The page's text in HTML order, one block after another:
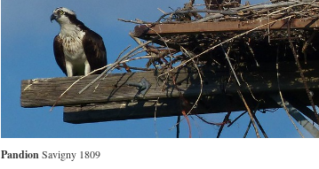
PandionSavigny 1809